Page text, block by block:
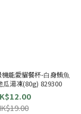
機能愛貓餐杯-⽩身鮪⿂
⽠湯凍(80g) 829300